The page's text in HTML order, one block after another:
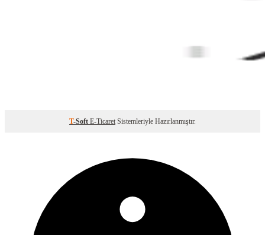
T-Soft E-Ticaret Sistemleriyle Hazırlanmıştır.